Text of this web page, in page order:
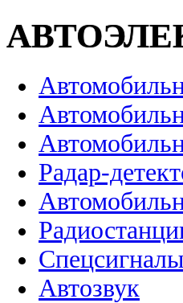
Радар-
Автозвук